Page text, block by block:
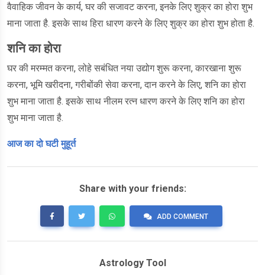
वैवाहिक जीवन के कार्य, घर की सजावट करना, इनके लिए शुक्र का होरा शुभ
माना जाता है. इसके साथ हिरा धारण करने के लिए शुक्र का होरा शुभ होता है.
शनि का होरा
घर की मरम्मत करना, लोहे सबंधित नया उद्योग शुरू करना, कारखाना शुरू
करना, भूमि खरीदना, गरीबोंकी सेवा करना, दान करने के लिए, शनि का होरा
शुभ माना जाता है. इसके साथ नीलम रत्न धारण करने के लिए शनि का होरा
शुभ माना जाता है.
आज का दो घटी मुहूर्त
Share with your friends:
ADD COMMENT
Astrology Tool